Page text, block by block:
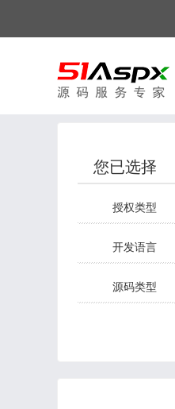
您已选择
授权类型
开发语言
源码类型